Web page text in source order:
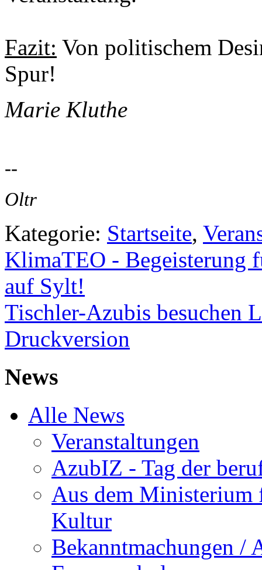
Fazit: Von politischem
Spur!
Marie Kluthe
--
Oltr
Kategorie: Startseite,
KlimaTEO - Begeisterung
auf Sylt!
Tischler-Azubis besuchen
Druckversion
News
Alle News
Veranstaltungen
AzubIZ - Tag der
Aus dem Ministerium
Kultur
Bekanntmachungen /